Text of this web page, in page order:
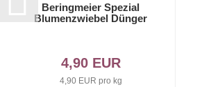
Beringmeier Spezial
Blumenzwiebel Dünger
4,90 EUR
4,90 EUR pro kg